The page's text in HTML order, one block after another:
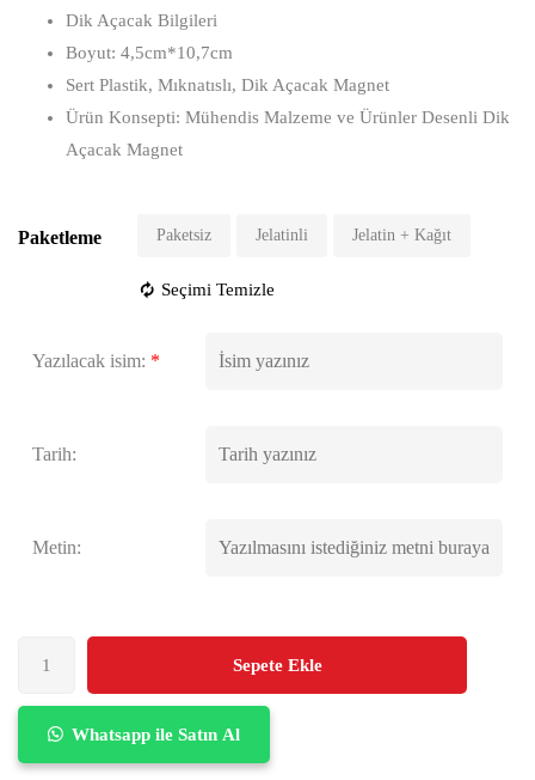
Dik Açacak Bilgileri
Boyut: 4,5cm*10,7cm
Sert Plastik, Mıknatıslı, Dik Açacak Magnet
Ürün Konsepti: Mühendis Malzeme ve Ürünler Desenli Dik
Açacak Magnet
Paketleme Paketsiz Jelatinli Jelatin + Kağıt
Seçimi Temizle
Yazılacak isim: *
Tarih:
Metin:
Sepete Ekle
Whatsapp ile Satın Al